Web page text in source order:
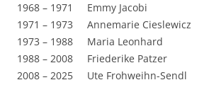
1968 – 1971 Emmy Jacobi
1971 – 1973 Annemarie Cieslewicz
1973 – 1988 Maria Leonhard
1988 – 2008 Friederike Patzer
2008 – 2025 Ute Frohweihn-Sendl